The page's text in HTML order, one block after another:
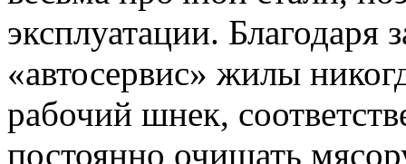
эксплуатации. Благодаря
«автосервис» жилы
рабочий шнек,
постоянно очищать